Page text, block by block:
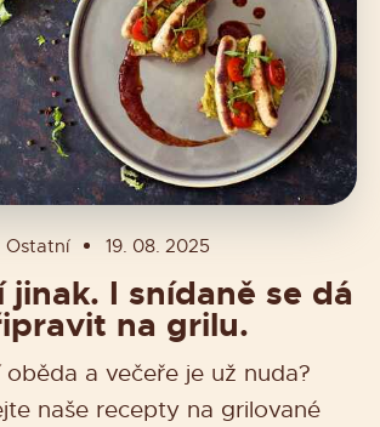
Ostatní 19. 08. 2025
jinak. I snídaně se dá
na grilu.
oběda a večeře je už nuda?
naše recepty na grilované